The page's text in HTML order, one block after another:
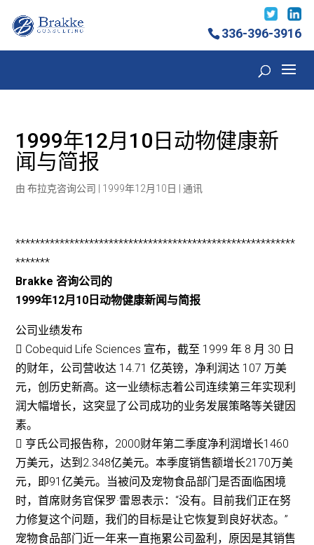
336-396-3916
1999年12月10日动物健康新
闻与简报
由布拉克咨询公司 1999年12月10日 |通讯
*********************************************************
*******
Brakke 咨询公司的
1999年12月10日动物健康新闻与简报
公司业绩发布
 Cobequid Life Sciences 宣布，截至 1999 年 8 月 30 日
的财年，公司营收达 14.71 亿英镑，净利润达 107 万美
元，创历史新高。这一业绩标志着公司连续第三年实现利
润大幅增长，这突显了公司成功的业务发展策略等关键因
素。
 亨氏公司报告称，2000财年第二季度净利润增长1460
万美元，达到2.348亿美元。本季度销售额增长2170万美
元，即91亿美元。当被问及宠物食品部门是否面临困境
时，首席财务官保罗·雷恩表示：“没有。目前我们正在努
力修复这个问题，我们的目标是让它恢复到良好状态。”
宠物食品部门近一年来一直拖累公司盈利，原因是其销售